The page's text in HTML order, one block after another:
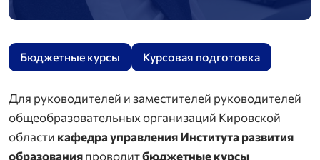
Бюджетные курсы Курсовая подготовка
Для руководителей и заместителей руководителей
общеобразовательных организаций Кировской
области кафедра управления Института развития
образованияпроводитбюджетные курсы